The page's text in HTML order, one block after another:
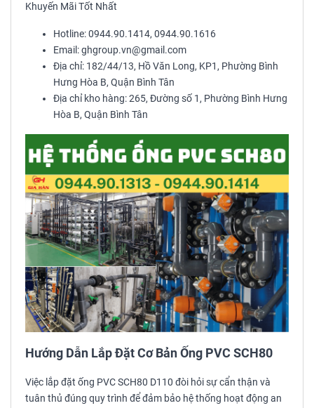
Khuyến Mãi Tốt Nhất
Hotline: 0944.90.1414, 0944.90.1616
Email: ghgroup.vn@gmail.com
Địa chỉ: 182/44/13, Hồ Văn Long, KP1, Phường Bình
Hưng Hòa B, Quận Bình Tân
Địa chỉ kho hàng: 265, Đường số 1, Phường Bình Hưng
Hòa B, Quận Bình Tân
Hướng Dẫn Lắp Đặt Cơ Bản Ống PVC SCH80
Việc lắp đặt ống PVC SCH80 D110 đòi hỏi sự cẩn thận và
tuân thủ đúng quy trình để đảm bảo hệ thống hoạt động an